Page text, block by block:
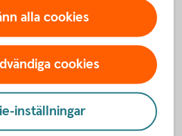
den
förmågan
i Sverige
finansiell hälsa - läs
rapporten (pdf)
alla cookies
cookies
inställningar